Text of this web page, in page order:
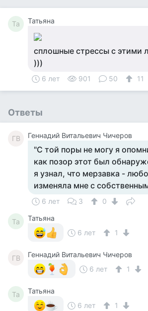
Та Татьяна
сплошные стрессы с этими
)))
6 лет 901 50 11
Ответы
ГВ Геннадий Витальевич Чичеров
"С той поры не могу я
как позор этот был
я узнал, что мерзавка -
изменяла мне с
6 лет 3 0
Та
Татьяна
6 лет
1
ГВ
Геннадий Витальевич Чичеров
6 лет
1
Та
Татьяна
6 лет
1